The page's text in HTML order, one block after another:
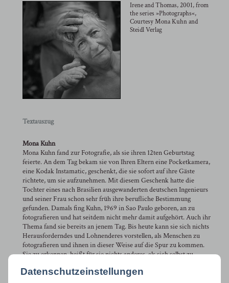
Datenschutzeinstellungen
Irene and Thomas, 2001, from
the series »Photographs«,
Courtesy Mona Kuhn and
Steidl Verlag
Textauszug
Mona Kuhn
Mona Kuhn fand zur Fotografie, als sie ihren 12ten Geburtstag
feierte. An dem Tag bekam sie von Ihren Eltern eine Pocketkamera,
eine Kodak Instamatic, geschenkt, die sie sofort auf ihre Gäste
richtete, um sie aufzunehmen. Mit diesem Geschenk hatte die
Tochter eines nach Brasilien ausgewanderten deutschen Ingenieurs
und seiner Frau schon sehr früh ihre berufliche Bestimmung
gefunden. Damals fing Kuhn, 1969 in Sao Paulo geboren, an zu
fotografieren und hat seitdem nicht mehr damit aufgehört. Auch ihr
Thema fand sie bereits an jenem Tag. Bis heute kann sie sich nichts
Herausforderndes und Lohnenderes vorstellen, als Menschen zu
fotografieren und ihnen in dieser Weise auf die Spur zu kommen.
Sie zu erkennen, heißt für sie nichts anderes, als sich selbst zu
Arbeit als Fotografin anstrebt, ist nicht weniger als existenziell. Für